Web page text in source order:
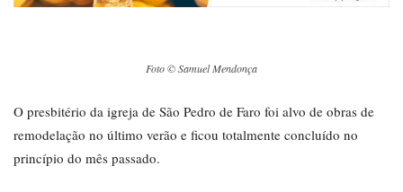
Foto © Samuel Mendonça
O presbitério da igreja de São Pedro de Faro foi alvo de obras de
remodelação no último verão e ficou totalmente concluído no
princípio do mês passado.